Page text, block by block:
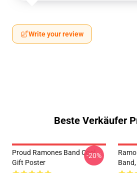
Write your review
Beste Verkäufer
Proud Ramones Band Cool
Gift Poster
-20%